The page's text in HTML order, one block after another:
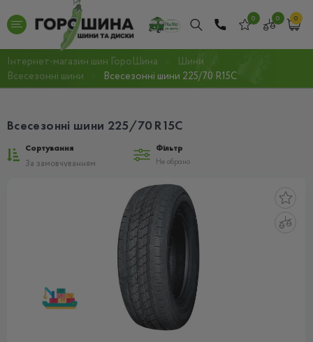
0 0 0
Інтернет-магазин шин ГороШина
Шини
Всесезонні шини
Всесезонні шини 225/70 R15С
Всесезонні шини 225/70 R15С
Сортування
Фільтр
Не обрано